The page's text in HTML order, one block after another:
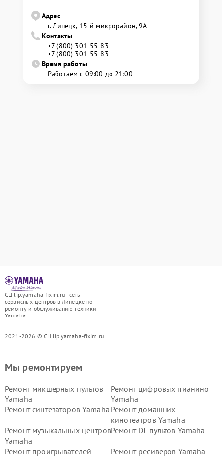
Адрес
г. Липецк, 15-й микрорайон, 9А
Контакты
+7 (800) 301-55-83
+7 (800) 301-55-83
Время работы
Работаем с 09:00 до 21:00
СЦ lip.yamaha-fixim.ru - сеть
сервисных центров в Липецке по
ремонту и обслуживанию техники
Yamaha
2021-2026 © СЦ lip.yamaha-fixim.ru
Мы ремонтируем
Ремонт микшерных пультов
Yamaha
Ремонт цифровых пианино
Yamaha
Ремонт синтезаторов Yamaha Ремонт домашних
кинотеатров Yamaha
Ремонт музыкальных центров
Yamaha
Ремонт DJ-пультов Yamaha
Ремонт проигрывателей
Ремонт ресиверов Yamaha